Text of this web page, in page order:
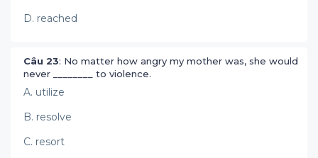
D. reached
Câu 23: No matter how angry my mother was, she would
never ________ to violence.
A. utilize
B. resolve
C. resort